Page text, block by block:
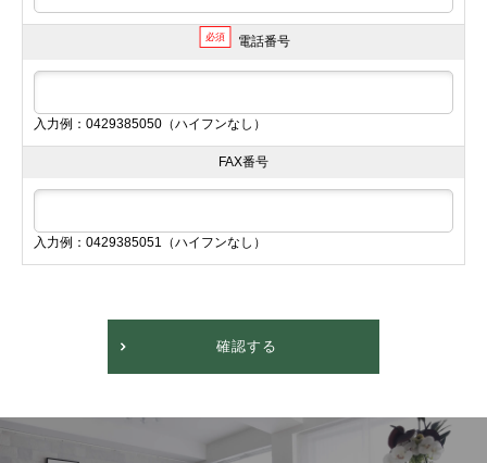
必須 電話番号
入力例：0429385050（ハイフンなし）
FAX番号
入力例：0429385051（ハイフンなし）
確認する